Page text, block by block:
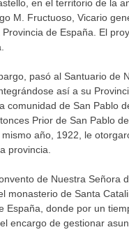
en el territorio de la
M. Fructuoso, Vicario
de España. El
pasó al Santuario de
así a su
comunidad de San Pablo
Prior de San Pablo
año, 1922, le
provincia.
de Nuestra Señora
monasterio de Santa
España, donde por un
encargo de gestionar